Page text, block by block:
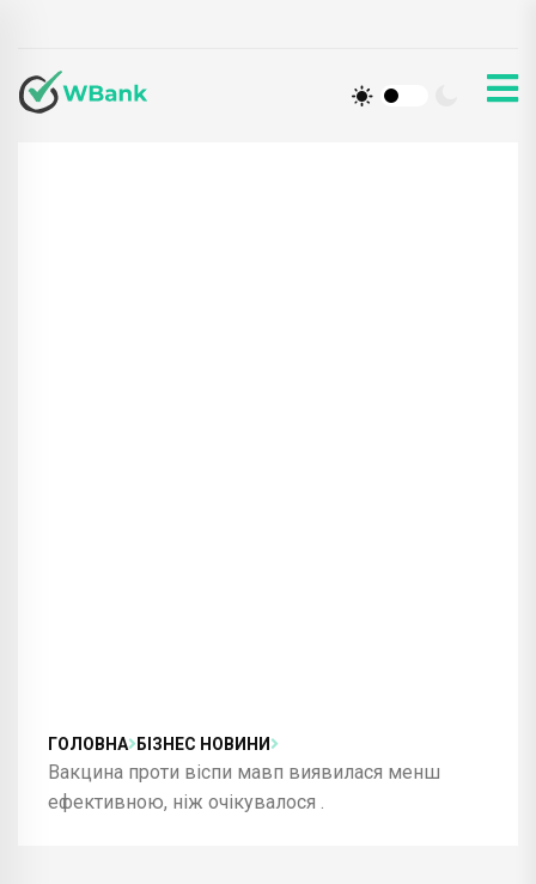
ГОЛОВНА БІЗНЕС НОВИНИ
Вакцина проти віспи мавп виявилася менш
ефективною, ніж очікувалося .